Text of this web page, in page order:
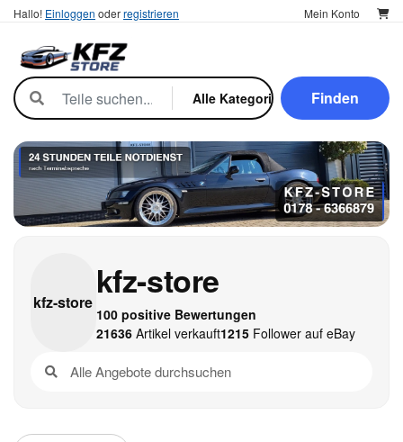
Hallo! Einloggen oderregistrieren Mein Konto
Finden
kfz-store
kfz-store
100 positive Bewertungen
21636Artikel verkauft1215Follower auf eBay